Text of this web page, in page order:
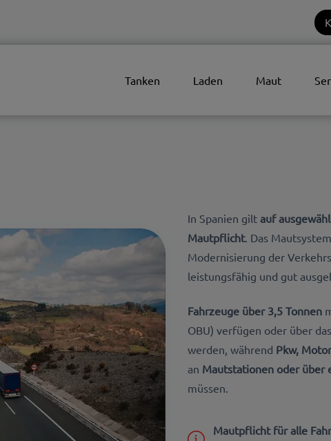
Tanken Laden Maut
In Spanien giltauf
Mautpflicht. Das
Modernisierung der
leistungsfähig und gut
Fahrzeuge über 3,5 Tonnen
OBU) verfügen oder über
werden, während Pkw,
an Mautstationen oder über
müssen.
Mautpflicht für alle